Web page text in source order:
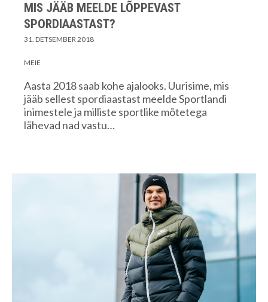
MIS JÄÄB MEELDE LÕPPEVAST
SPORDIAASTAST?
31. DETSEMBER 2018
MEIE
Aasta 2018 saab kohe ajalooks. Uurisime, mis
jääb sellest spordiaastast meelde Sportlandi
inimestele ja milliste sportlike mõtetega
lähevad nad vastu…